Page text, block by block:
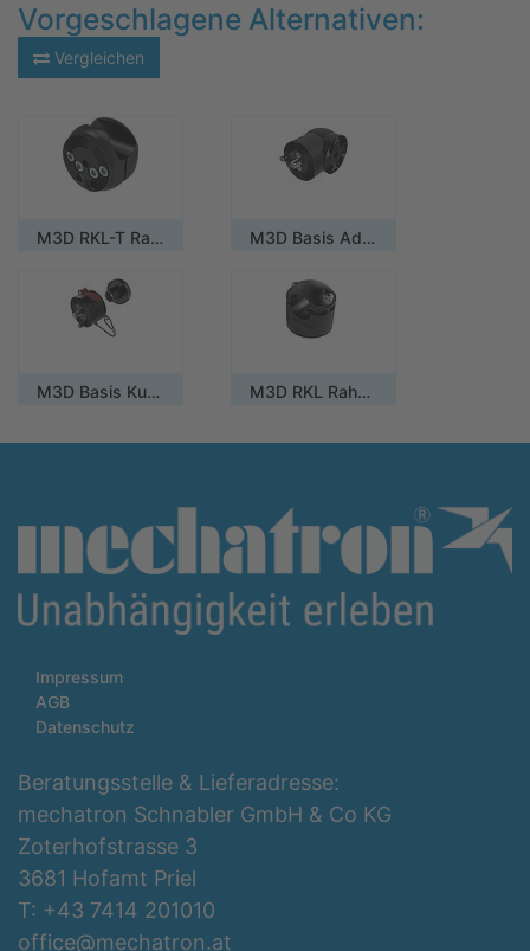
Vorgeschlagene Alternativen:
Vergleichen
M3D RKL-T Rahmenklemme halbrund M3D Basis Adapter 90°
M3D Basis Kupplung M3D RKL Rahmenklemme rund
Impressum
AGB
Datenschutz
Beratungsstelle & Lieferadresse:
mechatron Schnabler GmbH & Co KG
Zoterhofstrasse 3
3681 Hofamt Priel
T: +43 7414 201010
office@mechatron.at